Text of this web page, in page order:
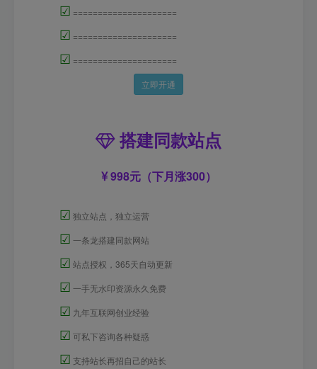
☑ =====================
☑ =====================
☑ =====================
立即开通
搭建同款站点
998元（下月涨300）
☑ 独立站点，独立运营
☑ 一条龙搭建同款网站
☑ 站点授权，365天自动更新
☑ 一手无水印资源永久免费
☑ 九年互联网创业经验
☑ 可私下咨询各种疑惑
☑ 支持站长再招自己的站长